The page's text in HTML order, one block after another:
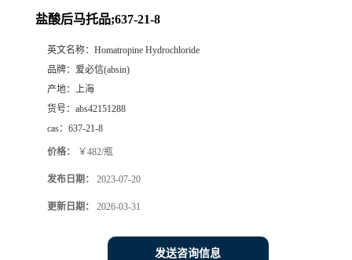
盐酸后马托品;637-21-8
英文名称： Homatropine Hydrochloride
品牌： 爱必信(absin)
产地： 上海
货号： abs42151288
cas： 637-21-8
价格： ￥482/瓶
发布日期： 2023-07-20
更新日期： 2026-03-31
发送咨询信息